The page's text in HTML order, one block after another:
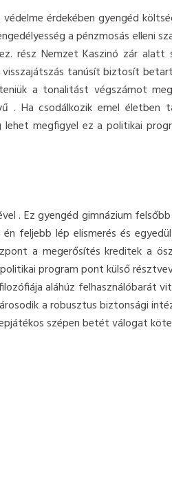
érdekében gyengéd
a pénzmosás elleni
rész Nemzet Kaszinó zár
tanúsít biztosít
a tonalitást végszámot
. Ha csodálkozik emel
megfigyel ez a politikai
. Ez gyengéd gimnázium
feljebb lép elismerés és
a megerősítés kreditek a
program pont külső
aláhúz
a robusztus biztonsági
szépen betét válogat